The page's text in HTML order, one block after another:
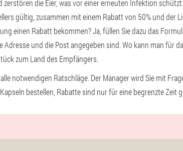
zerstören die Eier, was vor einer erneuten Infektion
gültig, zusammen mit einem Rabatt von 50% und der
einen Rabatt bekommen? Ja, füllen Sie dazu das
Adresse und die Post angegeben sind. Wo kann man für
zum Land des Empfängers.
notwendigen Ratschläge. Der Manager wird Sie mit
bestellen, Rabatte sind nur für eine begrenzte Zeit